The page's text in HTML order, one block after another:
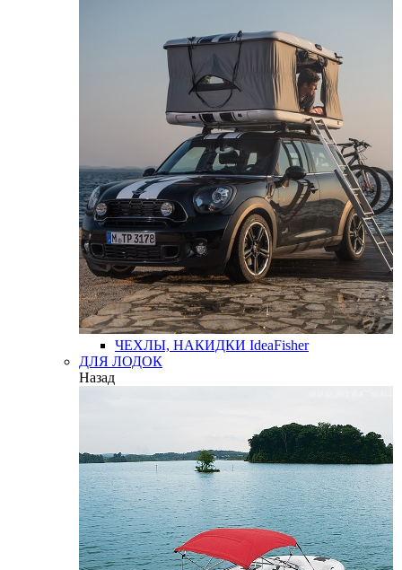
ЧЕХЛЫ, НАКИДКИ IdeaFisher
ДЛЯ ЛОДОК
Назад